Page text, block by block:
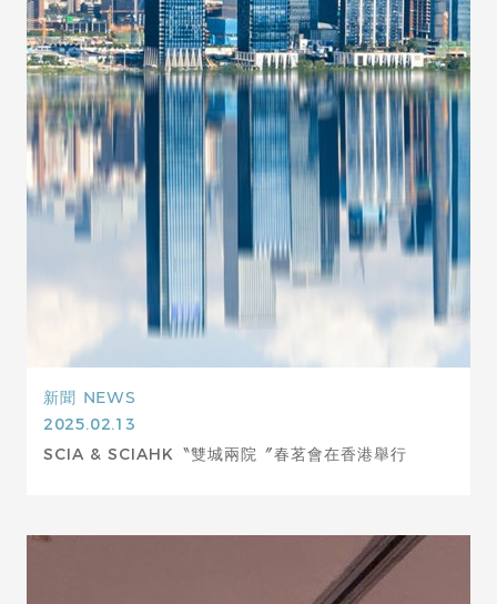
新聞 NEWS
2025.02.13
SCIA & SCIAHK〝雙城兩院〞春茗會在香港舉行